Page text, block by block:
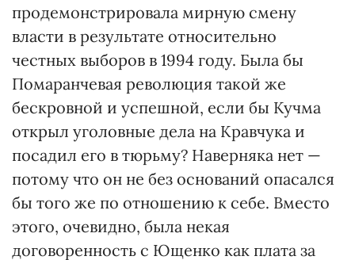
продемонстрировала мирную смену
власти в результате относительно
честных выборов в 1994 году. Была бы
Помаранчевая революция такой же
бескровной и успешной, если бы Кучма
открыл уголовные дела на Кравчука и
посадил его в тюрьму? Наверняка нет —
потому что он не без оснований опасался
бы того же по отношению к себе. Вместо
этого, очевидно, была некая
договоренность с Ющенко как плата за